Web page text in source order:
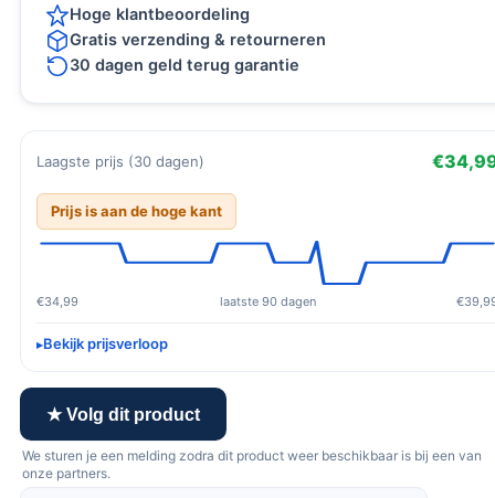
Hoge klantbeoordeling
Gratis verzending & retourneren
30 dagen geld terug garantie
Laagste prijs (30 dagen)
Prijs is aan de hoge kant
€34,99 laatste 90 dagen
Bekijk prijsverloop
★ Volg dit product
We sturen je een melding zodra dit product weer beschikbaar is bij een van
onze partners.